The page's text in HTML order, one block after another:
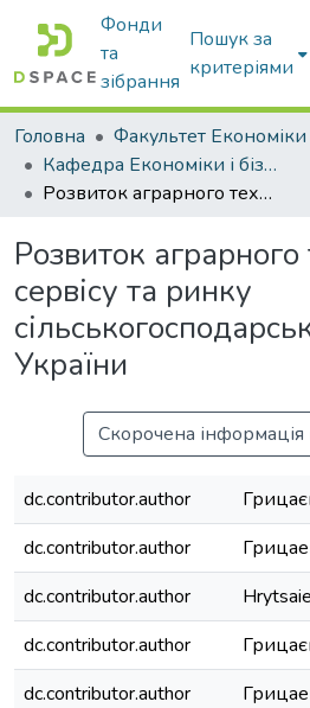
Фонди
та
зібрання
Пошук за
критеріями
Головна
Кафедра Економіки і бізнесу
Розвиток аграрного технічного сервісу та ринку сільськогосподарської техніки України
Розвиток аграрного
сервісу та ринку
України
Скорочена
dc.contributor.author
dc.contributor.author
dc.contributor.author
dc.contributor.author
dc.contributor.author